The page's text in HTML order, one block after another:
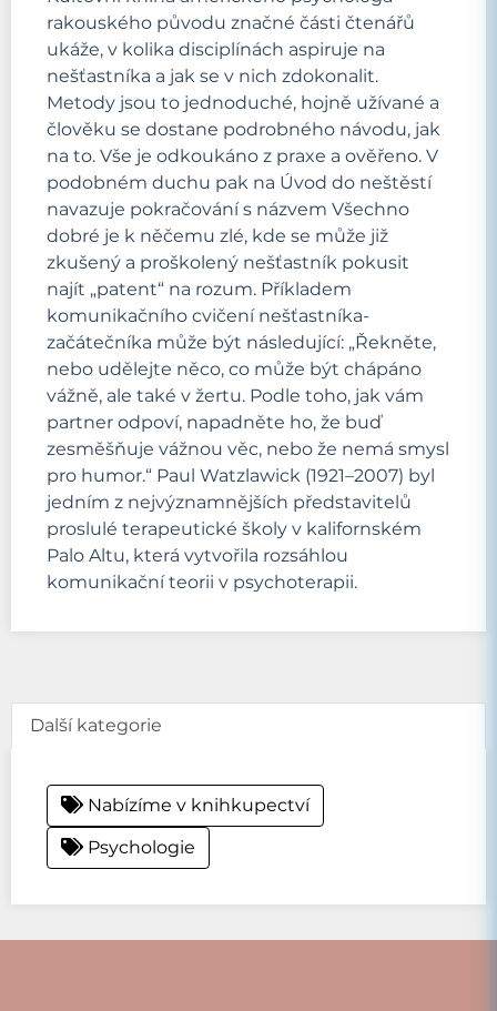
rakouského původu značné části čtenářů
ukáže, v kolika disciplínách aspiruje na
nešťastníka a jak se v nich zdokonalit.
Metody jsou to jednoduché, hojně užívané a
člověku se dostane podrobného návodu, jak
na to. Vše je odkoukáno z praxe a ověřeno. V
podobném duchu pak na Úvod do neštěstí
navazuje pokračování s názvem Všechno
dobré je k něčemu zlé, kde se může již
zkušený a proškolený nešťastník pokusit
najít „patent“ na rozum. Příkladem
komunikačního cvičení nešťastníka-
začátečníka může být následující: „Řekněte,
nebo udělejte něco, co může být chápáno
vážně, ale také v žertu. Podle toho, jak vám
partner odpoví, napadněte ho, že buď
zesměšňuje vážnou věc, nebo že nemá smysl
pro humor.“ Paul Watzlawick (1921–2007) byl
jedním z nejvýznamnějších představitelů
proslulé terapeutické školy v kalifornském
Palo Altu, která vytvořila rozsáhlou
komunikační teorii v psychoterapii.
Další kategorie
Nabízíme v knihkupectví
Psychologie